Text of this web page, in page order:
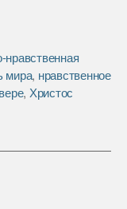
нравственная
мира, нравственное
, Христос